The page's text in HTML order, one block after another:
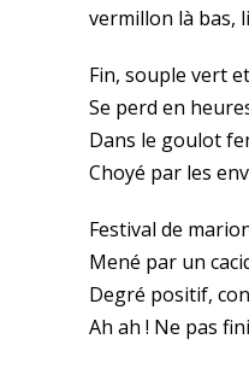
vermillon là bas,
Fin, souple vert
Se perd en
Dans le goulot
Choyé par les
Festival de
Mené par un
Degré positif,
Ah ah ! Ne pas